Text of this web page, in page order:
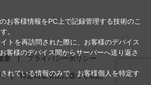
要 プライバシーポリシー
特定商取引法に基づく表記
お客様情報をPC上で記録管理する技術のこ
。
トを再訪問された際に、お客様のデバイス
客様のデバイス間からサーバーへ送り返さ
れている情報のみで、お客様個人を特定す